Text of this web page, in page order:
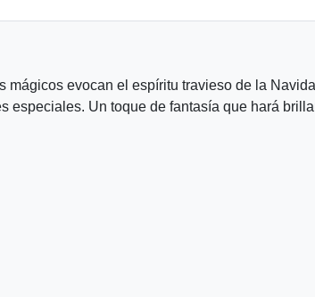
mágicos evocan el espíritu travieso de la
especiales. Un toque de fantasía que hará